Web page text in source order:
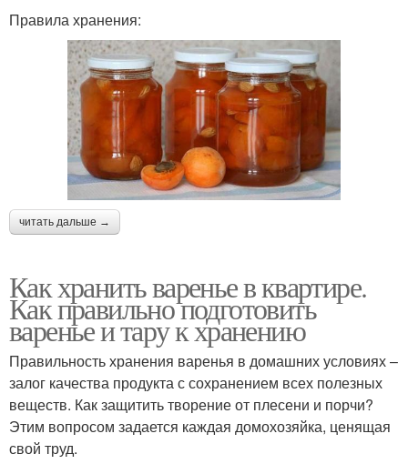
Правила хранения:
читать дальше →
Как хранить варенье в квартире.
Как правильно подготовить
варенье и тару к хранению
Правильность хранения варенья в домашних условиях –
залог качества продукта с сохранением всех полезных
веществ. Как защитить творение от плесени и порчи?
Этим вопросом задается каждая домохозяйка, ценящая
свой труд.